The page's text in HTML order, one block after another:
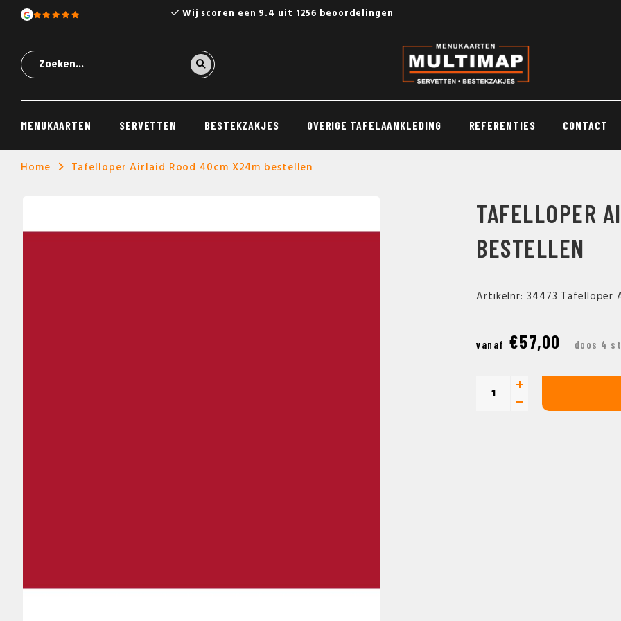
Wij scoren een 9.4 uit 1256 beoordelingen
MENUKAARTEN SERVETTEN BESTEKZAKJES OVERIGE TAFELAANKLEDING REFERENTIES CONTACT
Home Tafelloper Airlaid Rood 40cm X24m bestellen
TAFELLOPER
BESTELLEN
Artikelnr: 34473 Tafelloper
vanaf €57,00 doos 4